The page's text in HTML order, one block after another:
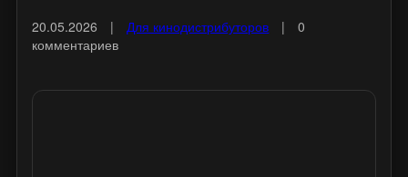
20.05.2026 | Для кинодистрибуторов |
0
комментариев